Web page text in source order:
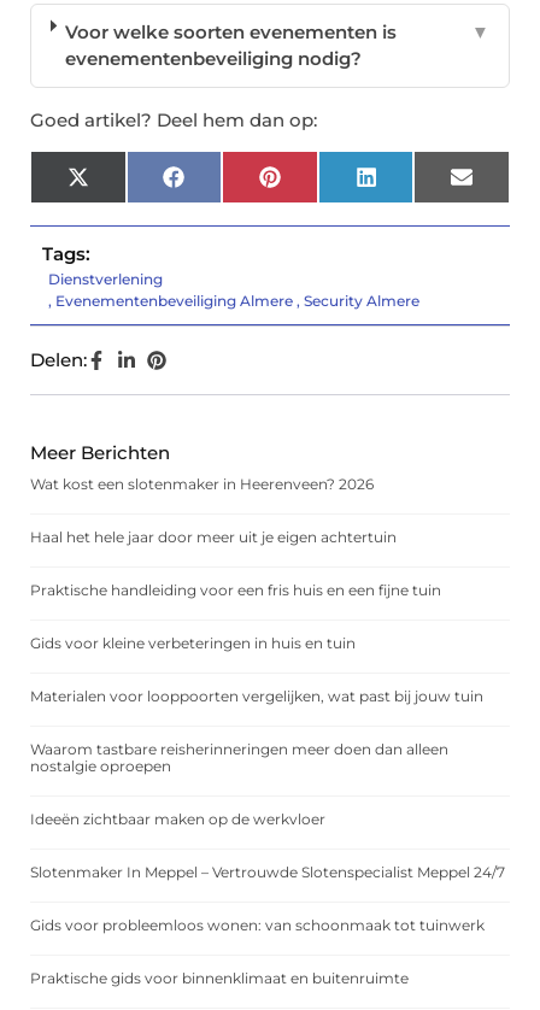
Voor welke soorten evenementen is
evenementenbeveiliging nodig?
▼
Goed artikel? Deel hem dan op:
X
(Twitter)
FacebookPinterest LinkedIn Email
Tags:
Dienstverlening
, Evenementenbeveiliging Almere , Security Almere
Delen:
Meer Berichten
Wat kost een slotenmaker in Heerenveen? 2026
Haal het hele jaar door meer uit je eigen achtertuin
Praktische handleiding voor een fris huis en een fijne tuin
Gids voor kleine verbeteringen in huis en tuin
Materialen voor looppoorten vergelijken, wat past bij jouw tuin
Waarom tastbare reisherinneringen meer doen dan alleen
nostalgie oproepen
Ideeën zichtbaar maken op de werkvloer
Slotenmaker In Meppel – Vertrouwde Slotenspecialist Meppel 24/7
Gids voor probleemloos wonen: van schoonmaak tot tuinwerk
Praktische gids voor binnenklimaat en buitenruimte